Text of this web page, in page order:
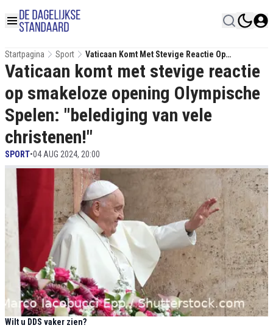
Startpagina Sport
Vaticaan Komt Met Stevige Reactie Op
Smakeloze Opening Olympische Spelen:
"belediging Van Vele Christenen!"
Vaticaan komt met stevige reactie
op smakeloze opening Olympische
Spelen: "belediging van vele
christenen!"
SPORT•04 AUG 2024, 20:00
Wilt u DDS vaker zien?